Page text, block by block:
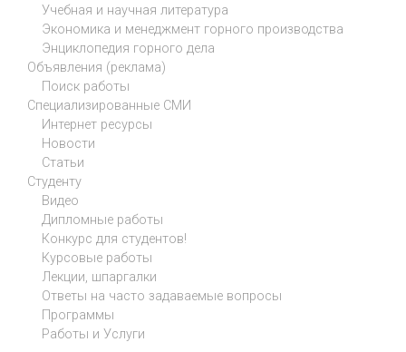
Учебная и научная литература
Экономика и менеджмент горного производства
Энциклопедия горного дела
Объявления (реклама)
Поиск работы
Специализированные СМИ
Интернет ресурсы
Новости
Статьи
Студенту
Видео
Дипломные работы
Конкурс для студентов!
Курсовые работы
Лекции, шпаргалки
Ответы на часто задаваемые вопросы
Программы
Работы и Услуги